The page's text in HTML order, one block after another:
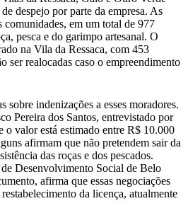
despejo por parte da empresa. As
comunidades, em um total de 977
pesca e do garimpo artesanal. O
na Vila da Ressaca, com 453
ser realocadas caso o empreendimento
sobre indenizações a esses moradores.
Pereira dos Santos, entrevistado por
valor está estimado entre R$ 10.000
afirmam que não pretendem sair da
das roças e dos pescados.
Desenvolvimento Social de Belo
afirma que essas negociações
da licença, atualmente